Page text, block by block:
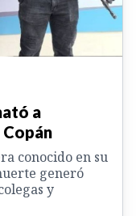
a
conocido en su
generó
y